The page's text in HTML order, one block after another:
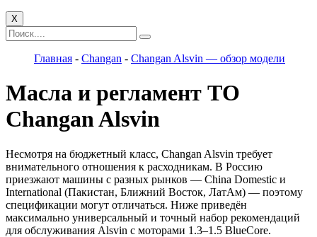
X
Главная - Changan - Changan Alsvin — обзор модели
Масла и регламент ТО
Changan Alsvin
Несмотря на бюджетный класс, Changan Alsvin требует
внимательного отношения к расходникам. В Россию
приезжают машины с разных рынков — China Domestic и
International (Пакистан, Ближний Восток, ЛатАм) — поэтому
спецификации могут отличаться. Ниже приведён
максимально универсальный и точный набор рекомендаций
для обслуживания Alsvin с моторами 1.3–1.5 BlueCore.